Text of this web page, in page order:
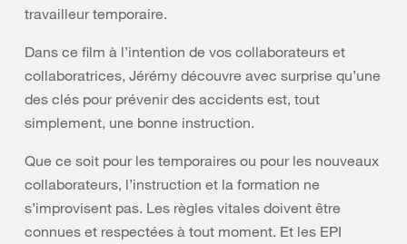
travailleur temporaire.
Dans ce film à l’intention de vos collaborateurs et
collaboratrices, Jérémy découvre avec surprise qu’une
des clés pour prévenir des accidents est, tout
simplement, une bonne instruction.
Que ce soit pour les temporaires ou pour les nouveaux
collaborateurs, l’instruction et la formation ne
s’improvisent pas. Les règles vitales doivent être
connues et respectées à tout moment. Et les EPI